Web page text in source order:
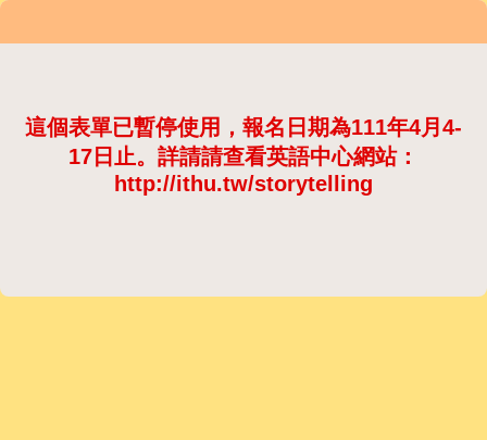
這個表單已暫停使用，報名日期為111年4月4-
17日止。詳請請查看英語中心網站：
http://ithu.tw/storytelling